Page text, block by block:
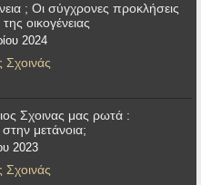
; Οι σύγχρονες προκλήσεις
οικογένειας
2024
Σχοινάς
Σχοινας μας ρωτά :
μετάνοια;
2023
Σχοινάς